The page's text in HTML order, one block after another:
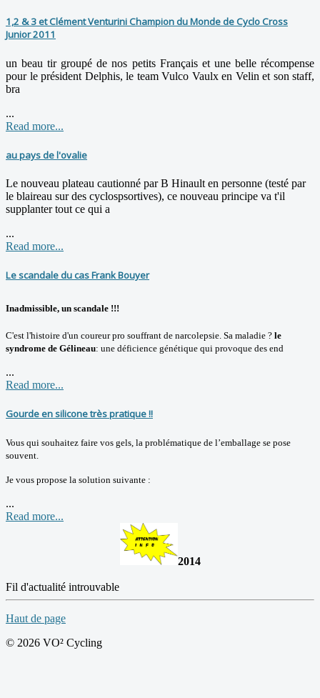
1,2 & 3 et Clément Venturini Champion du Monde de Cyclo Cross
Junior 2011
un beau tir groupé de nos petits Français et une belle récompense
pour le président Delphis, le team Vulco Vaulx en Velin et son staff,
bra
...
Read more...
au pays de l'ovalie
Le nouveau plateau cautionné par B Hinault en personne (testé par
le blaireau sur des cyclospsortives), ce nouveau principe va t'il
supplanter tout ce qui a
...
Read more...
Le scandale du cas Frank Bouyer
Inadmissible, un scandale !!!
C'est l'histoire d'un coureur pro souffrant de narcolepsie. Sa maladie ? le
syndrome de Gélineau: une déficience génétique qui provoque des end
...
Read more...
Gourde en silicone très pratique !!
Vous qui souhaitez faire vos gels, la problématique de l’emballage se pose
souvent.
Je vous propose la solution suivante :
...
Read more...
2014
Fil d'actualité introuvable
Haut de page
© 2026 VO² Cycling